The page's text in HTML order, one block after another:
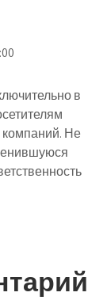
в
компаний. Не